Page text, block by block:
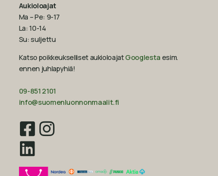
Aukioloajat
Ma – Pe: 9-17
La: 10-14
Su: suljettu
Katso poikkeukselliset aukioloajatGooglesta esim.
ennen juhlapyhiä!‍
09-851 2101
info@suomenluonnonmaalit.fi